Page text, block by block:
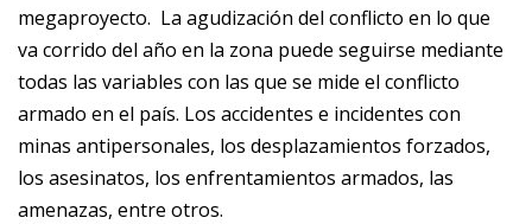
megaproyecto. La agudización del conflicto en lo que
va corrido del año en la zona puede seguirse mediante
todas las variables con las que se mide el conflicto
armado en el país. Los accidentes e incidentes con
minas antipersonales, los desplazamientos forzados,
los asesinatos, los enfrentamientos armados, las
amenazas, entre otros.